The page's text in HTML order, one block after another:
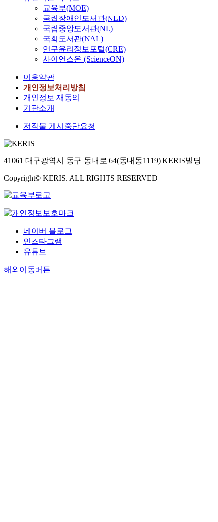
교육부(MOE)
국립장애인도서관(NLD)
국립중앙도서관(NL)
국회도서관(NAL)
연구윤리정보포털(CRE)
사이언스온 (ScienceON)
이용약관
개인정보처리방침
개인정보 재동의
기관소개
저작물 게시중단요청
41061 대구광역시 동구 동내로 64(동내동1119) KERIS빌딩
Copyright© KERIS. ALL RIGHTS RESERVED
네이버 블로그
인스타그램
유튜브
해외이동버튼